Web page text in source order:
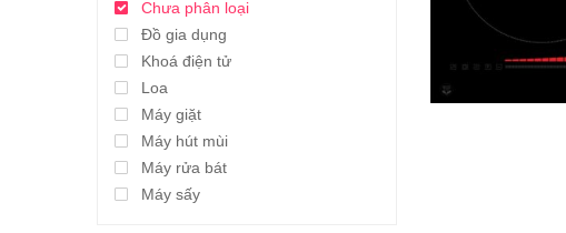
Chưa phân loại
Đồ gia dụng
Khoá điện tử
Loa
Máy giặt
Máy hút mùi
Máy rửa bát
Máy sấy